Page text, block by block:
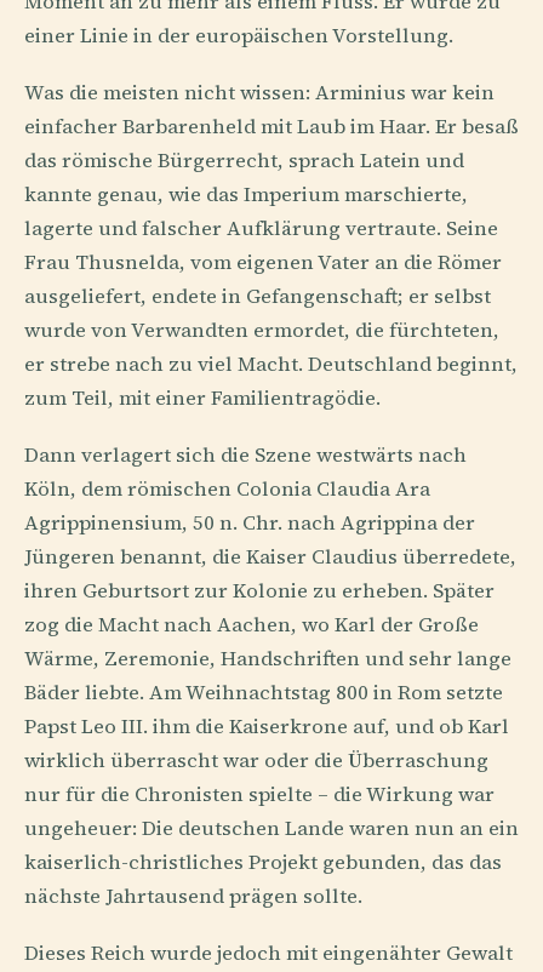
einer Linie in der europäischen Vorstellung.
Was die meisten nicht wissen: Arminius war kein
einfacher Barbarenheld mit Laub im Haar. Er besaß
das römische Bürgerrecht, sprach Latein und
kannte genau, wie das Imperium marschierte,
lagerte und falscher Aufklärung vertraute. Seine
Frau Thusnelda, vom eigenen Vater an die Römer
ausgeliefert, endete in Gefangenschaft; er selbst
wurde von Verwandten ermordet, die fürchteten,
er strebe nach zu viel Macht. Deutschland beginnt,
zum Teil, mit einer Familientragödie.
Dann verlagert sich die Szene westwärts nach
Köln, dem römischen Colonia Claudia Ara
Agrippinensium, 50 n. Chr. nach Agrippina der
Jüngeren benannt, die Kaiser Claudius überredete,
ihren Geburtsort zur Kolonie zu erheben. Später
zog die Macht nach Aachen, wo Karl der Große
Wärme, Zeremonie, Handschriften und sehr lange
Bäder liebte. Am Weihnachtstag 800 in Rom setzte
Papst Leo III. ihm die Kaiserkrone auf, und ob Karl
wirklich überrascht war oder die Überraschung
nur für die Chronisten spielte – die Wirkung war
ungeheuer: Die deutschen Lande waren nun an ein
kaiserlich-christliches Projekt gebunden, das das
nächste Jahrtausend prägen sollte.
Dieses Reich wurde jedoch mit eingenähter Gewalt